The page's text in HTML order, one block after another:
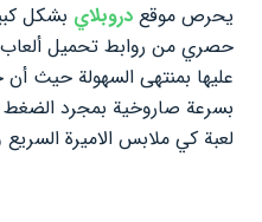
يحرص موقع دروبلاي بشكل
حصري من روابط تحميل ألعاب
عليها بمنتهى السهولة حيث
بسرعة صاروخية بمجرد الضغط
لعبة كي ملابس الاميرة السريع